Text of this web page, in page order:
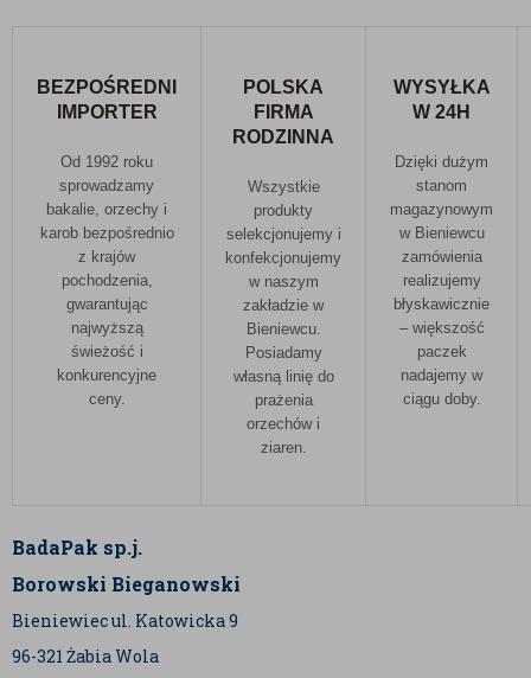
BEZPOŚREDNI
IMPORTER
Od 1992 roku
sprowadzamy
bakalie, orzechy i
karob bezpośrednio
z krajów
pochodzenia,
gwarantując
najwyższą
świeżość i
konkurencyjne
ceny.
POLSKA
FIRMA
RODZINNA
Wszystkie
produkty
selekcjonujemy i
konfekcjonujemy
w naszym
zakładzie w
Bieniewcu.
Posiadamy
własną linię do
prażenia
orzechów i
ziaren.
WYSYŁKA
W 24H
Dzięki dużym
stanom
magazynowym
w Bieniewcu
zamówienia
realizujemy
błyskawicznie
– większość
paczek
nadajemy w
ciągu doby.
BadaPak sp.j.
Borowski Bieganowski
Bieniewiec ul. Katowicka 9
96-321 Żabia Wola